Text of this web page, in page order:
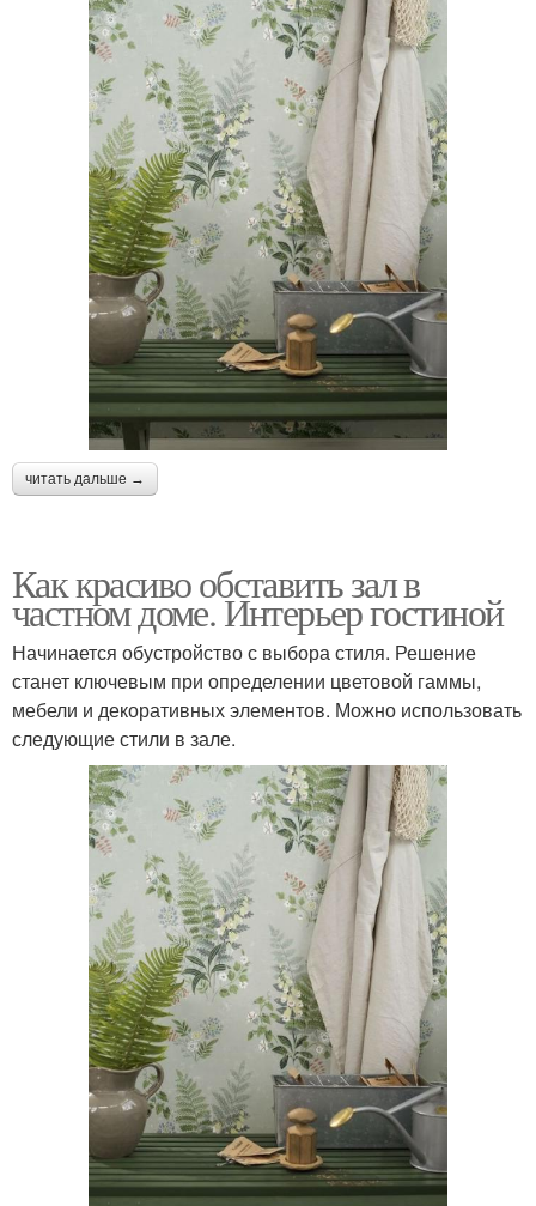
читать дальше →
Как красиво обставить зал в
частном доме. Интерьер гостиной
Начинается обустройство с выбора стиля. Решение
станет ключевым при определении цветовой гаммы,
мебели и декоративных элементов. Можно использовать
следующие стили в зале.